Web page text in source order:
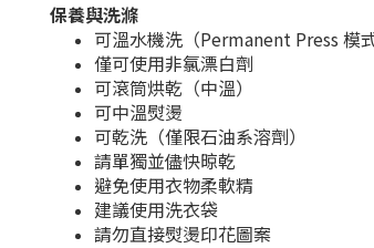
保養與洗滌
可溫水機洗（Permanent Press 模式
僅可使用非氯漂白劑
可滾筒烘乾（中溫）
可中溫熨燙
可乾洗（僅限石油系溶劑）
請單獨並儘快晾乾
避免使用衣物柔軟精
建議使用洗衣袋
請勿直接熨燙印花圖案